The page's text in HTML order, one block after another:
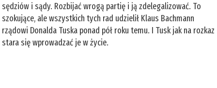
sędziów i sądy. Rozbijać wrogą partię i ją zdelegalizować. To
szokujące, ale wszystkich tych rad udzielił Klaus Bachmann
rządowi Donalda Tuska ponad pół roku temu. I Tusk jak na rozkaz
stara się wprowadzać je w życie.